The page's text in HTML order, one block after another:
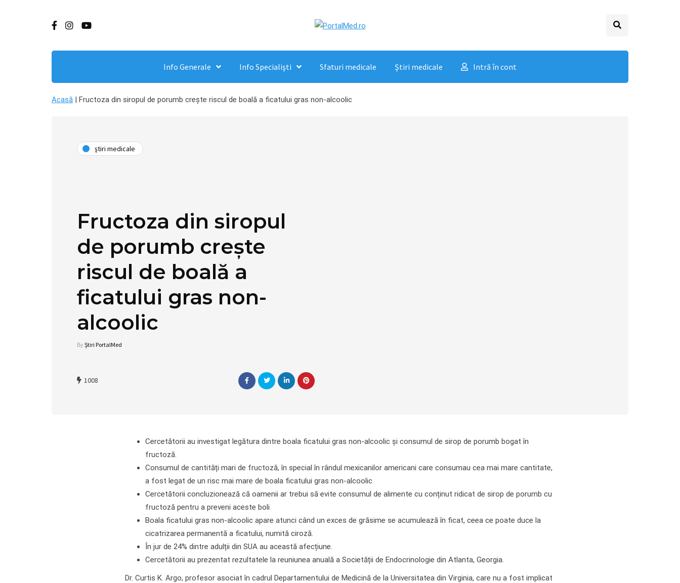
Info Generale Info Specialişti Sfaturi medicale Ştiri medicale Intră în cont
Acasă | Fructoza din siropul de porumb crește riscul de boală a ficatului gras non-alcoolic
ştiri medicale
Fructoza din siropul
de porumb crește
riscul de boală a
ficatului gras non-
alcoolic
ByŞtiri PortalMed
1008
Cercetătorii au investigat legătura dintre boala ficatului gras non-alcoolic și consumul de sirop de porumb bogat în
fructoză.
Consumul de cantități mari de fructoză, în special în rândul mexicanilor americani care consumau cea mai mare cantitate,
a fost legat de un risc mai mare de boala ficatului gras non-alcoolic
Cercetătorii concluzionează că oamenii ar trebui să evite consumul de alimente cu conținut ridicat de sirop de porumb cu
fructoză pentru a preveni aceste boli
Boala ficatului gras non-alcoolic apare atunci când un exces de grăsime se acumulează în ficat, ceea ce poate duce la
cicatrizarea permanentă a ficatului, numită ciroză.
În jur de 24% dintre adulții din SUA au această afecțiune.
Cercetătorii au prezentat rezultatele la reuniunea anuală a Societății de Endocrinologie din Atlanta, Georgia.
Dr. Curtis K. Argo, profesor asociat în cadrul Departamentului de Medicină de la Universitatea din Virginia, care nu a fost implicat